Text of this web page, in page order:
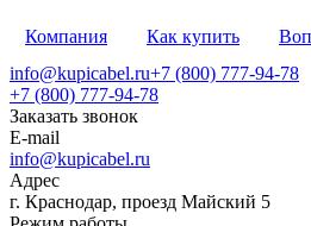
Компания Как купить
info@kupicabel.ru+7 (800) 777-94-78
+7 (800) 777-94-78
Заказать звонок
E-mail
info@kupicabel.ru
Адрес
г. Краснодар, проезд Майский 5